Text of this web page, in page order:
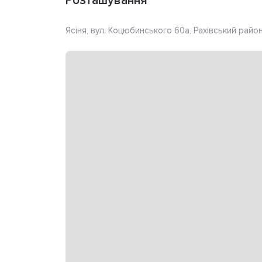
Ясіня, вул. Коцюбинського 60а, Рахівський